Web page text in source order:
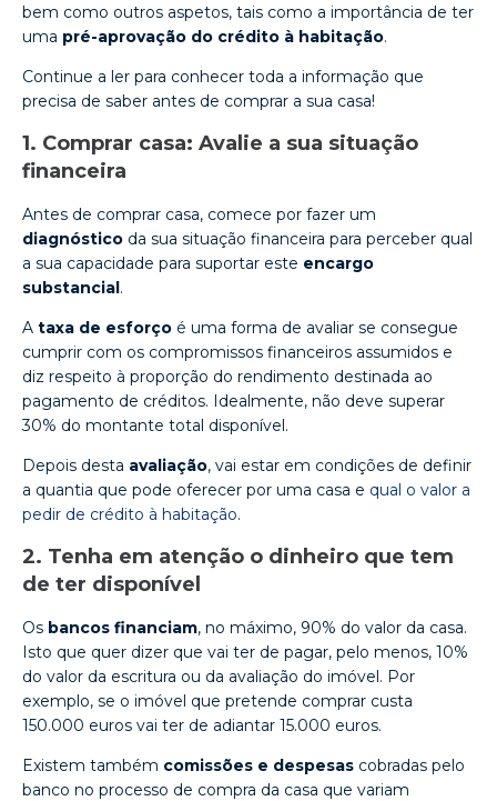
bem como outros aspetos, tais como a importância de ter
uma pré-aprovação do crédito à habitação.
Continue a ler para conhecer toda a informação que
precisa de saber antes de comprar a sua casa!
1. Comprar casa: Avalie a sua situação
financeira
Antes de comprar casa, comece por fazer um
diagnóstico da sua situação financeira para perceber qual
a sua capacidade para suportar este encargo
substancial.
A taxa de esforço é uma forma de avaliar se consegue
cumprir com os compromissos financeiros assumidos e
diz respeito à proporção do rendimento destinada ao
pagamento de créditos. Idealmente, não deve superar
30% do montante total disponível.
Depois desta avaliação, vai estar em condições de definir
a quantia que pode oferecer por uma casa e qual o valor a
pedir de crédito à habitação.
2. Tenha em atenção o dinheiro que tem
de ter disponível
Os bancos financiam, no máximo, 90% do valor da casa.
Isto que quer dizer que vai ter de pagar, pelo menos, 10%
do valor da escritura ou da avaliação do imóvel. Por
exemplo, se o imóvel que pretende comprar custa
150.000 euros vai ter de adiantar 15.000 euros.
Existem também comissões e despesas cobradas pelo
banco no processo de compra da casa que variam